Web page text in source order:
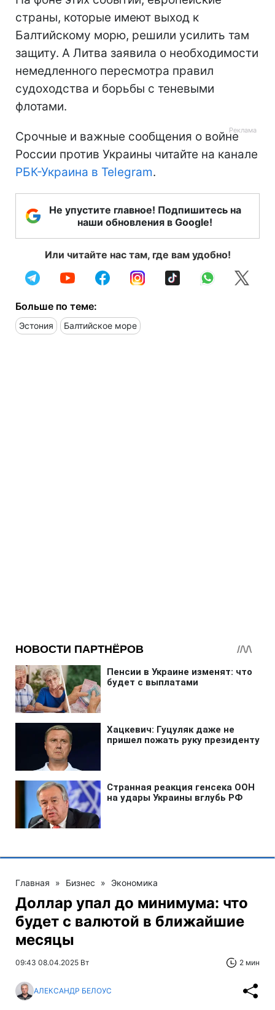
страны, которые имеют выход к
Балтийскому морю, решили усилить там
защиту. А Литва заявила о необходимости
немедленного пересмотра правил
судоходства и борьбы с теневыми
флотами.
Срочные и важные сообщения о войне
России против Украины читайте на канале
РБК-Украина в Telegram.
Не упустите главное! Подпишитесь на
наши обновления в Google!
Или читайте нас там, где вам удобно!
Больше по теме:
Эстония Балтийское море
Главная » Бизнес » Экономика
Доллар упал до минимума: что
будет с валютой в ближайшие
месяцы
09:43 08.04.2025 Вт 2 мин
АЛЕКСАНДР БЕЛОУС